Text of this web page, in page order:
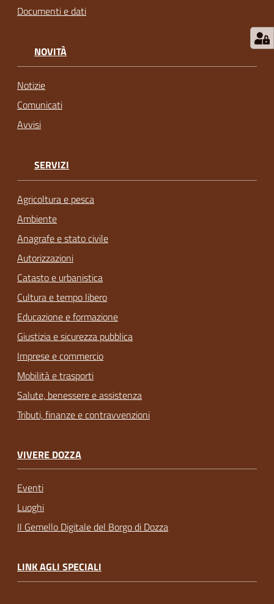
Documenti e dati
NOVITÀ
Notizie
Comunicati
Avvisi
SERVIZI
Agricoltura e pesca
Ambiente
Anagrafe e stato civile
Autorizzazioni
Catasto e urbanistica
Cultura e tempo libero
Educazione e formazione
Giustizia e sicurezza pubblica
Imprese e commercio
Mobilità e trasporti
Salute, benessere e assistenza
Tributi, finanze e contravvenzioni
VIVERE DOZZA
Eventi
Luoghi
Il Gemello Digitale del Borgo di Dozza
LINK AGLI SPECIALI